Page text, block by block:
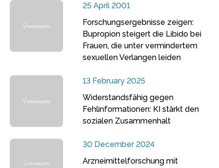
25 April 2001
Forschungsergebnisse zeigen:
Bupropion steigert die Libido bei
Frauen, die unter vermindertem
sexuellen Verlangen leiden
13 February 2025
Widerstandsfähig gegen
Fehlinformationen: KI stärkt den
sozialen Zusammenhalt
30 December 2024
Arzneimittelforschung mit